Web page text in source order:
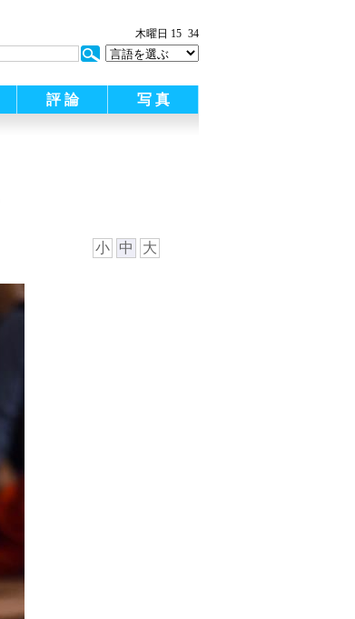
木曜日 15 34
評 論 写 真
小 中 大